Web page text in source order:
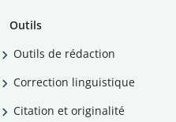
Outils
Outils de rédaction
Correction linguistique
Citation et originalité